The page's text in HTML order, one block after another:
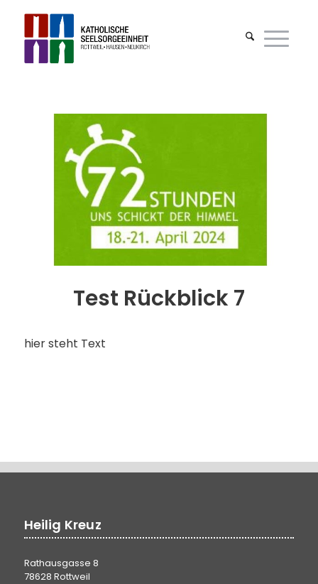
Test Rückblick 7
hier steht Text
Heilig Kreuz
Rathausgasse 8
78628 Rottweil